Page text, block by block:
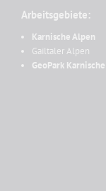
Arbeitsgebiete:
Karnische Alpen
Gailtaler Alpen
GeoPark